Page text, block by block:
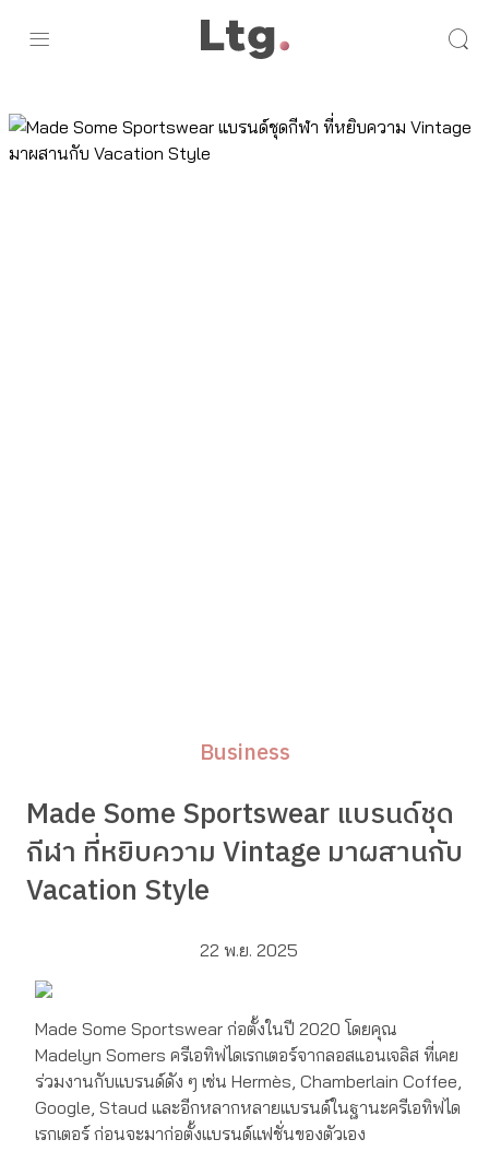
Business
Made Some Sportswear แบรนด์ชุด
กีฬา ที่หยิบความ Vintage มาผสานกับ
Vacation Style
22 พ.ย. 2025
Made Some Sportswear ก่อตั้งในปี 2020 โดยคุณ
Madelyn Somers ครีเอทิฟไดเรกเตอร์จากลอสแอนเจลิส ที่เคย
ร่วมงานกับแบรนด์ดัง ๆ เช่น Hermès, Chamberlain Coffee,
Google, Staud และอีกหลากหลายแบรนด์ในฐานะครีเอทิฟได
เรกเตอร์ ก่อนจะมาก่อตั้งแบรนด์แฟชั่นของตัวเอง